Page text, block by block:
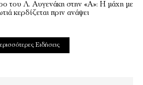
του Λ. Αυγενάκη στην «Α»: Η μάχη με
κερδίζεται πριν ανάψει
Ειδήσεις